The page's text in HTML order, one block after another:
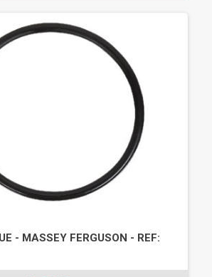
- MASSEY FERGUSON - REF: